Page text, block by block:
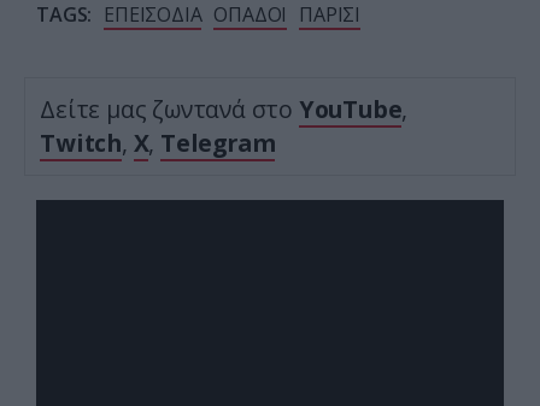
TAGS: ΕΠΕΙΣΟΔΙΑ ΟΠΑΔΟΙ ΠΑΡΙΣΙ
Δείτε μας ζωντανά στο YouTube,
Twitch, X, Telegram